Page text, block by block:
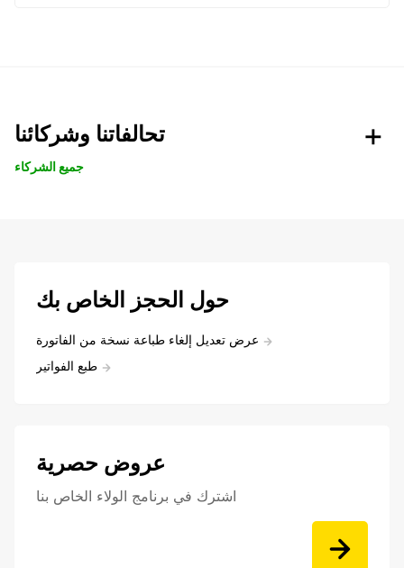
تحالفاتنا وشركائنا
جميع الشركاء
حول الحجز الخاص بك
عرض تعديل إلغاء طباعة نسخة من الفاتورة
طبع الفواتير
عروض حصرية
اشترك في برنامج الولاء الخاص بنا